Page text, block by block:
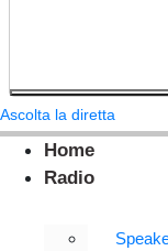
Ascolta la diretta
Home
Radio